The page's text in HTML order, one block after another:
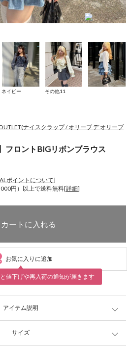
ネイビー その他11
ナイスクラップ / オリーブ デ オリーブ
フロントBIGリボンブラウス
ポイントについて]
円）以上で送料無料[詳細]
お気に入りに追加
値下げや再入荷の通知が届きます
アイテム説明
サイズ